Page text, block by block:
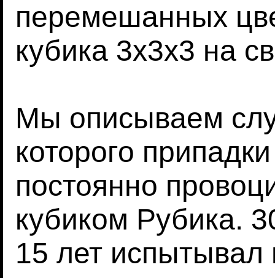
перемешанных
кубика 3х3х3 на
Мы описываем
которого
постоянно
кубиком Рубика.
15 лет испытывал